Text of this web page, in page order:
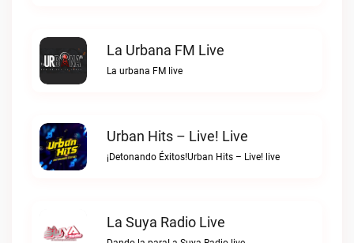
La Urbana FM Live
La urbana FM live
Urban Hits – Live! Live
¡Detonando Éxitos!Urban Hits – Live! live
La Suya Radio Live